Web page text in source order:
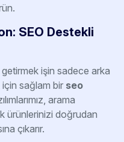
SEO Destekli
getirmek işin sadece arka
için sağlam bir seo
arama
ürünlerinizi doğrudan
çıkarır.